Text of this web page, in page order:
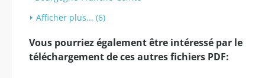
Afficher plus... (6)
Vous pourriez également être intéressé par le
téléchargement de ces autres fichiers PDF: